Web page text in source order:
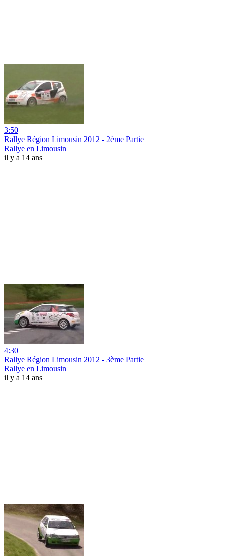
3:50
Rallye Région Limousin 2012 - 2ème Partie
Rallye en Limousin
il y a 14 ans
4:30
Rallye Région Limousin 2012 - 3ème Partie
Rallye en Limousin
il y a 14 ans